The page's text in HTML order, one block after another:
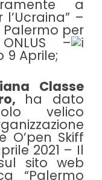
a
–
per
–
9 Aprile;
Classe
ha dato
velico
O’pen Skiff
2021 – Il
sito web
“Palermo